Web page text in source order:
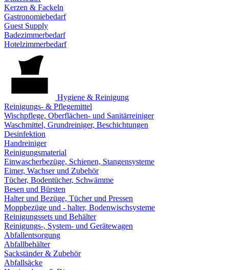
Kerzen & Fackeln
Gastronomiebedarf
Guest Supply
Badezimmerbedarf
Hotelzimmerbedarf
Hygiene & Reinigung
Reinigungs- & Pflegemittel
Wischpflege, Oberflächen- und Sanitärreiniger
Waschmittel, Grundreiniger, Beschichtungen
Desinfektion
Handreiniger
Reinigungsmaterial
Einwascherbezüge, Schienen, Stangensysteme
Eimer, Wachser und Zubehör
Tücher, Bodentücher, Schwämme
Besen und Bürsten
Halter und Bezüge, Tücher und Pressen
Moppbezüge und - halter, Bodenwischsysteme
Reinigungssets und Behälter
Reinigungs-, System- und Gerätewagen
Abfallentsorgung
Abfallbehälter
Sackständer & Zubehör
Abfallsäcke